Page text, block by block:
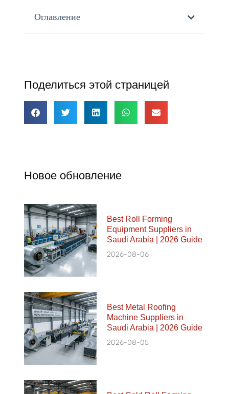
Оглавление
Поделиться этой страницей
Новое обновление
Best Roll Forming
Equipment Suppliers in
Saudi Arabia | 2026 Guide
2026-08-06
Best Metal Roofing
Machine Suppliers in
Saudi Arabia | 2026 Guide
2026-08-05